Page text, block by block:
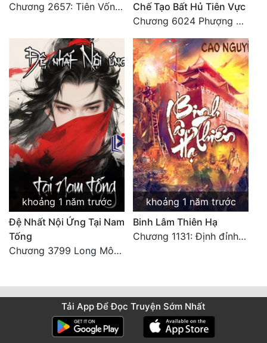
Chương 2657: Tiên Vốn Vô Lương (15). HẾT.
Chế Tạo Bất Hủ Tiên Vực
Chương 6024 Phượng Tổ giúp ta! Mở lại luân hồi!
khoảng 1 năm trước
Đệ Nhất Nội Ứng Tại Nam
Tống
Chương 3799 Long Môn Thập Lục, Cô Đỉnh Ánh Sáng Mặt Trời
khoảng 1 năm trước
Binh Lâm Thiên Hạ
Chương 1131: Định đỉnh thiên hạ (HẾT)
Các Đại Năng Đã Để Lại Thần Thức
Tải App Để Đọc Truyện Sớm Nhất